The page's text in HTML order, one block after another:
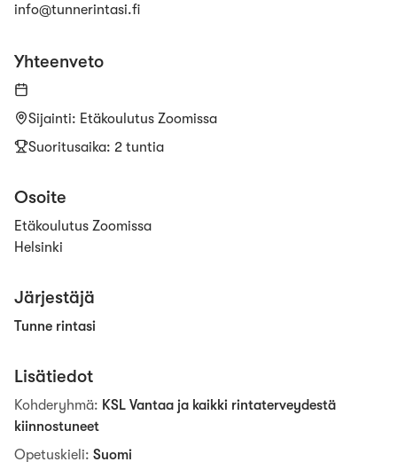
info@tunnerintasi.fi
Yhteenveto
Sijainti: Etäkoulutus Zoomissa
Suoritusaika: 2 tuntia
Osoite
Etäkoulutus Zoomissa
Helsinki
Järjestäjä
Tunne rintasi
Lisätiedot
Kohderyhmä: KSL Vantaa ja kaikki rintaterveydestä
kiinnostuneet
Opetuskieli: Suomi